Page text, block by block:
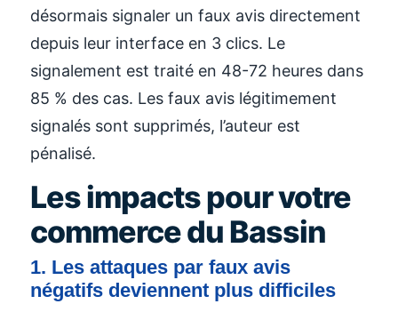
désormais signaler un faux avis directement
depuis leur interface en 3 clics. Le
signalement est traité en 48-72 heures dans
85 % des cas. Les faux avis légitimement
signalés sont supprimés, l’auteur est
pénalisé.
Les impacts pour votre
commerce du Bassin
1. Les attaques par faux avis
négatifs deviennent plus difficiles